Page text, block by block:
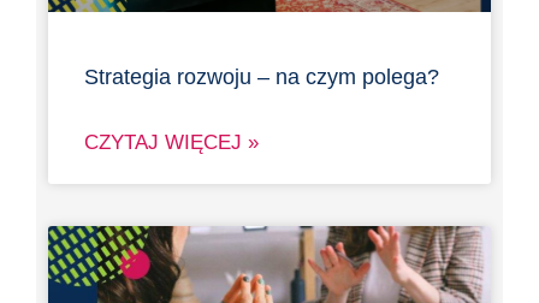
Strategia rozwoju – na czym polega?
CZYTAJ WIĘCEJ »